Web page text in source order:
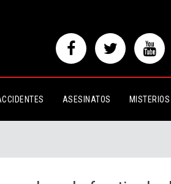
ASESINATOS MISTERIOS
golpeado fue tirado desde un